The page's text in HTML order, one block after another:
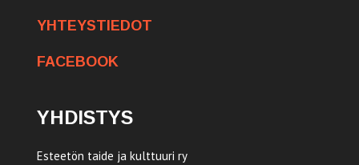
YHTEYSTIEDOT
FACEBOOK
YHDISTYS
Esteetön taide ja kulttuuri ry